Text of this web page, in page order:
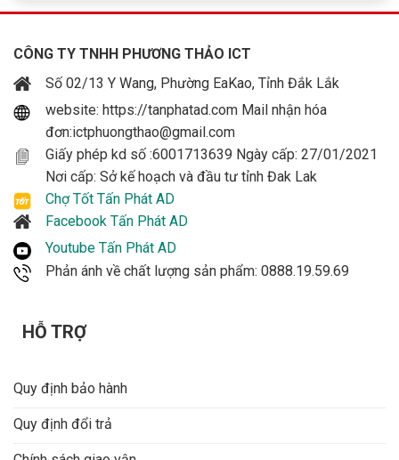
CÔNG TY TNHH PHƯƠNG THẢO ICT
Số 02/13 Y Wang, Phường EaKao, Tỉnh Đắk Lắk
website: https://tanphatad.com Mail nhận hóa
đơn:ictphuongthao@gmail.com
Giấy phép kd số :6001713639 Ngày cấp: 27/01/2021
Nơi cấp: Sở kế hoạch và đầu tư tỉnh Đak Lak
Chợ Tốt Tấn Phát AD
Facebook Tấn Phát AD
Youtube Tấn Phát AD
Phản ánh về chất lượng sản phẩm: 0888.19.59.69
HỖ TRỢ
Quy định bảo hành
Quy định đổi trả